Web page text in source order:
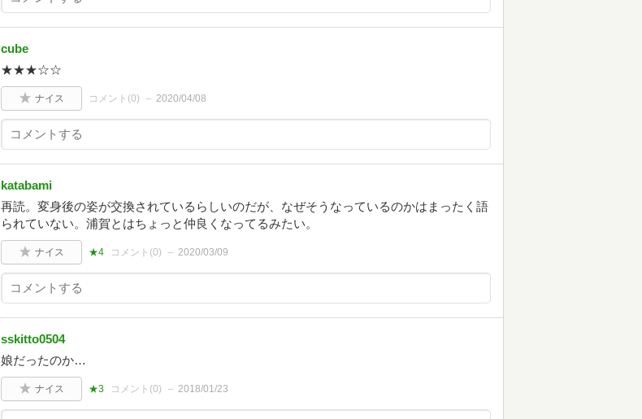
cube
★★★☆☆
ナイス コメント(0) 2020/04/08
katabami
再読。変身後の姿が交換されているらしいのだが、なぜそうなっているのかはまったく語
られていない。浦賀とはちょっと仲良くなってるみたい。
ナイス ★4 コメント(0) 2020/03/09
sskitto0504
娘だったのか…
ナイス ★3 コメント(0) 2018/01/23